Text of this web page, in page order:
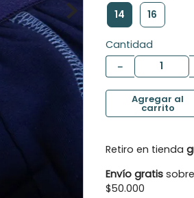
14 16
Cantidad
－
Retiro en tienda
Envío gratissobre
$50.000